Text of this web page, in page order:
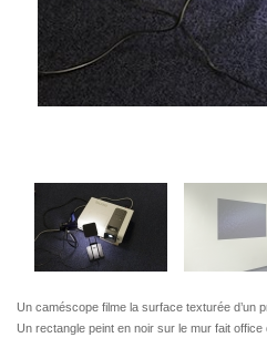
Un caméscope filme la surface texturée d’un
Un rectangle peint en noir sur le mur fait office